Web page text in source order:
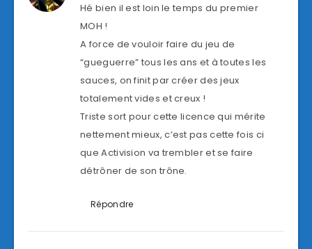
Hé bien il est loin le temps du premier
MOH !
A force de vouloir faire du jeu de
“gueguerre” tous les ans et à toutes les
sauces, on finit par créer des jeux
totalement vides et creux !
Triste sort pour cette licence qui mérite
nettement mieux, c’est pas cette fois ci
que Activision va trembler et se faire
détrôner de son trône.
Répondre